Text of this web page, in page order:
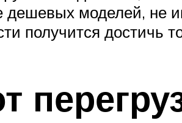
дешевых моделей, не
получится достичь